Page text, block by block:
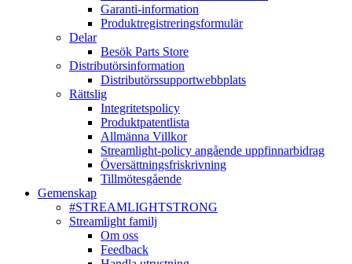
Garanti-information
Produktregistreringsformulär
Delar
Besök Parts Store
Distributörsinformation
Distributörssupportwebbplats
Rättslig
Integritetspolicy
Produktpatentlista
Allmänna Villkor
Streamlight-policy angående uppfinnarbidrag
Översättningsfriskrivning
Tillmötesgående
Gemenskap
#STREAMLIGHTSTRONG
Streamlight familj
Om oss
Feedback